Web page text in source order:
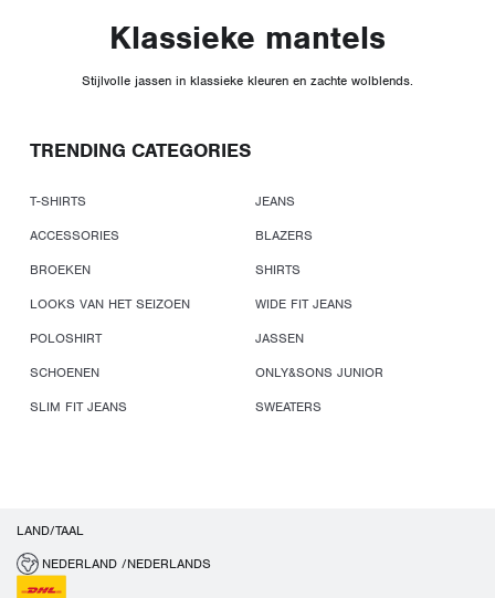
Klassieke mantels
Stijlvolle jassen in klassieke kleuren en zachte wolblends.
TRENDING CATEGORIES
T-SHIRTS
JEANS
ACCESSORIES
BLAZERS
BROEKEN
SHIRTS
LOOKS VAN HET SEIZOEN
WIDE FIT JEANS
POLOSHIRT
JASSEN
SCHOENEN
ONLY&SONS JUNIOR
SLIM FIT JEANS
SWEATERS
LAND/TAAL
NEDERLAND /NEDERLANDS